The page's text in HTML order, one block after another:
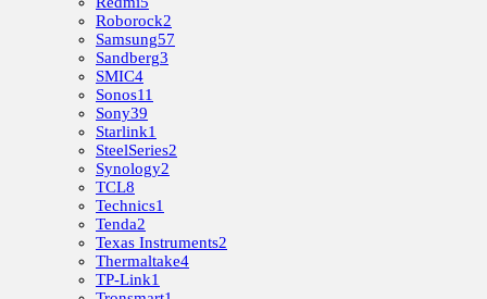
Roborock2
Samsung57
Sandberg3
SMIC4
Sonos11
Sony39
Starlink1
SteelSeries2
Synology2
TCL8
Technics1
Tenda2
Texas Instruments2
Thermaltake4
TP-Link1